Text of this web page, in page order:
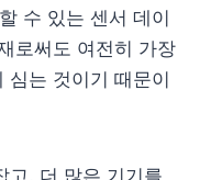
수 있는 센서 데이
로써도 여전히 가장
심는 것이기 때문이